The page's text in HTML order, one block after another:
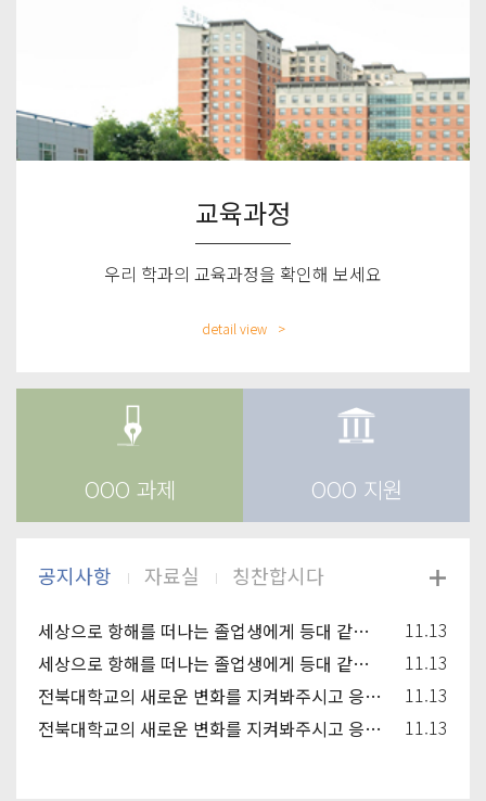
교육과정
우리 학과의 교육과정을 확인해 보세요
detail view
OOO 과제 OOO 지원
세상으로 항해를 떠나는 졸업생에게 등대 같은 동반자가 되고, 신입생과 재학생에겐 꿈을 키워
11.13
세상으로 항해를 떠나는 졸업생에게 등대 같은 동반자가 되고, 신입생과 재학생에겐 꿈을 키워
11.13
전북대학교의 새로운 변화를 지켜봐주시고 응원해주시기 바랍니다.
11.13
전북대학교의 새로운 변화를 지켜봐주시고 응원해주시기 바랍니다.
11.13